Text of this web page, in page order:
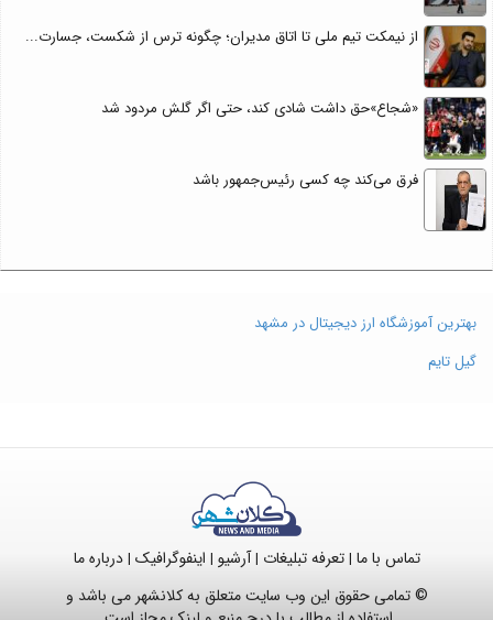
از نیمکت تیم ملی تا اتاق مدیران؛ چگونه ترس از شکست، جسارت...
«شجاع»حق داشت شادی کند، حتی اگر گلش مردود شد
فرق می‌کند چه کسی رئیس‌جمهور باشد
بهترین آموزشگاه ارز دیجیتال در مشهد
گیل تایم
تماس با ما |تعرفه تبلیغات |آرشیو | اینفوگرافیک |درباره ما
© تمامی حقوق این وب سایت متعلق به کلانشهر می باشد و